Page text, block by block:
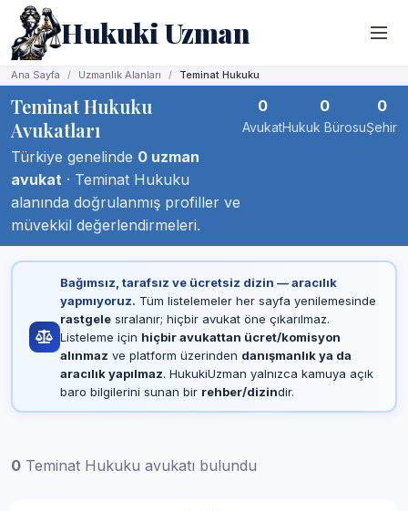
Hukuki Uzman
Ana Sayfa Uzmanlık Alanları Teminat Hukuku
Teminat Hukuku
Avukatları
Türkiye genelinde 0 uzman
avukat · Teminat Hukuku
alanında doğrulanmış profiller ve
müvekkil değerlendirmeleri.
0
Avukat
0
Hukuk Bürosu
0
Şehir
Bağımsız, tarafsız ve ücretsiz dizin — aracılık
yapmıyoruz. Tüm listelemeler her sayfa yenilemesinde
rastgelesıralanır; hiçbir avukat öne çıkarılmaz.
Listeleme için hiçbir avukattan ücret/komisyon
alınmaz ve platform üzerinden danışmanlık ya da
aracılık yapılmaz. HukukiUzman yalnızca kamuya açık
baro bilgilerini sunan bir rehber/dizindir.
0 Teminat Hukuku avukatı bulundu